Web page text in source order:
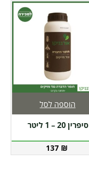
סיפרין 20 – 1 ליטר
137 ₪
הוספה לסל